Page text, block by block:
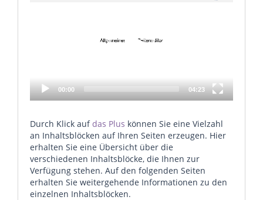
00:00 04:23
Durch Klick aufdas Plus können Sie eine Vielzahl
an Inhaltsblöcken auf Ihren Seiten erzeugen. Hier
erhalten Sie eine Übersicht über die
verschiedenen Inhaltsblöcke, die Ihnen zur
Verfügung stehen. Auf den folgenden Seiten
erhalten Sie weitergehende Informationen zu den
einzelnen Inhaltsblöcken.